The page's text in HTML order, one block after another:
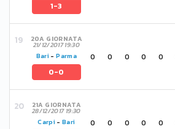
1-3
20A GIORNATA
21/12/2017 19:30
Bari -Parma
0-0
0 0 0 0 0
21A GIORNATA
28/12/2017 19:30
Carpi-Bari 0 0 0 0 0